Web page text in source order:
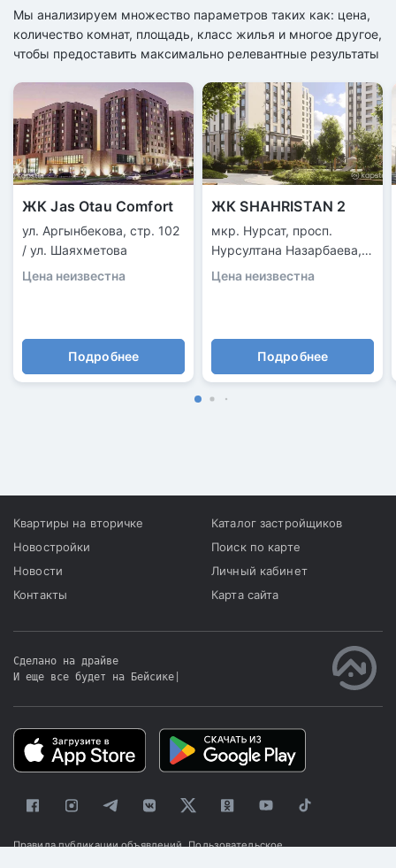
Мы анализируем множество параметров таких как: цена,
количество комнат, площадь, класс жилья и многое другое,
чтобы предоставить максимально релевантные результаты
ЖК Jas Otau Comfort
ул. Аргынбекова, стр. 102
/ ул. Шаяхметова
Цена неизвестна
Подробнее
ЖК SHAHRISTAN 2
мкр. Нурсат, просп.
Нурсултана Назарбаева,
рядом с акиматом
Цена неизвестна
Подробнее
Квартиры на вторичке
Новостройки
Новости
Контакты
Каталог застройщиков
Поиск по карте
Личный кабинет
Карта сайта
Сделано на драйве
И еще все будет на Бейсике
Правила публикации объявлений Пользовательское